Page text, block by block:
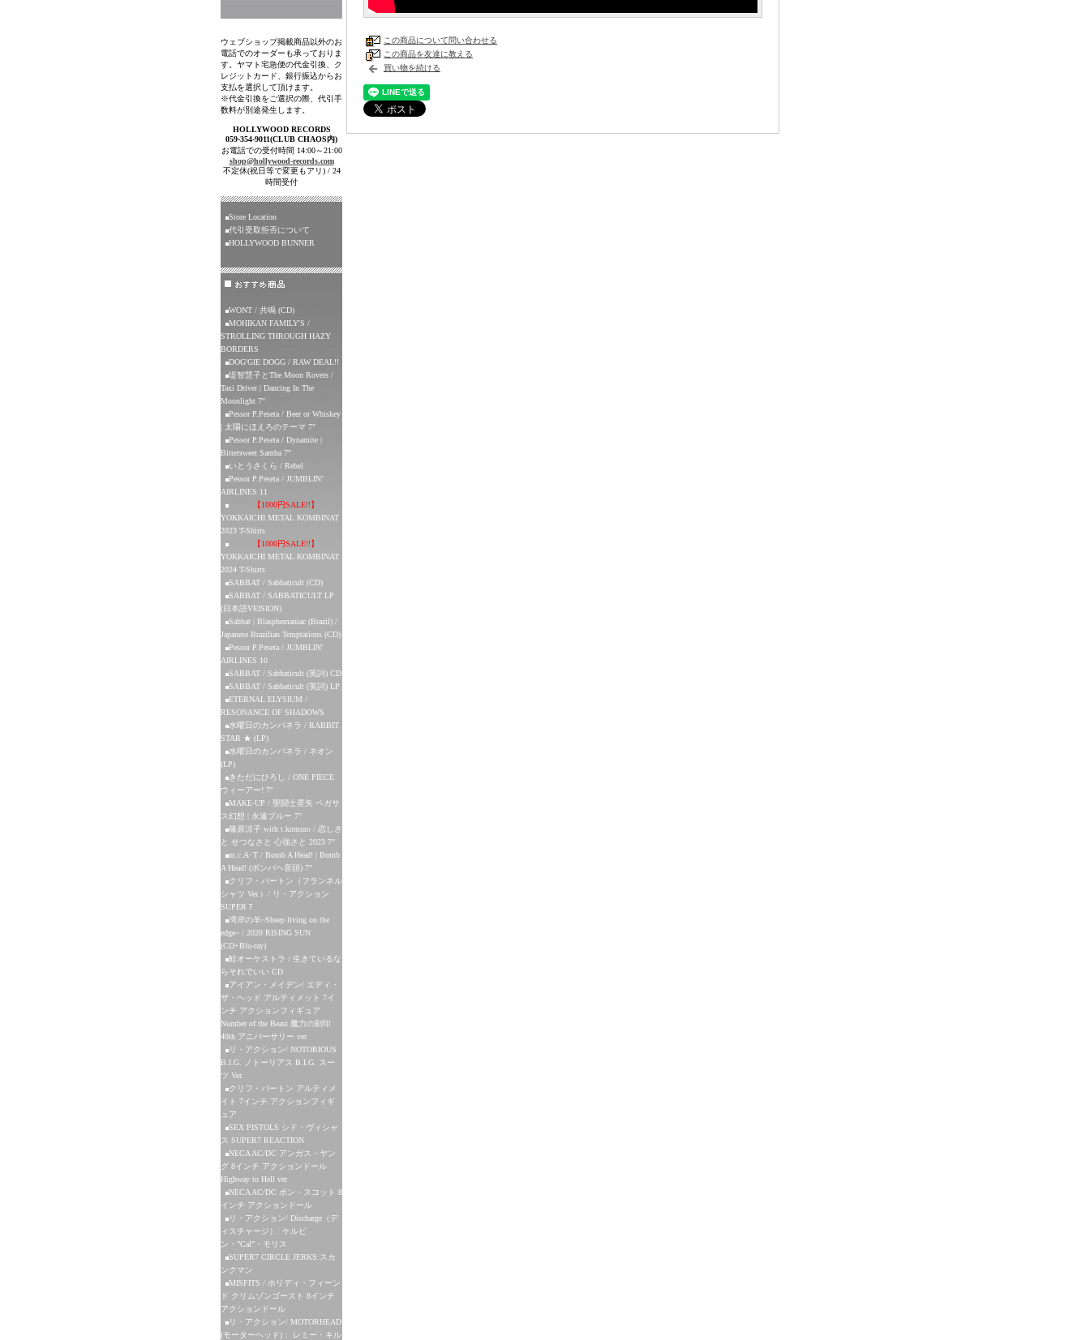
ウェブショップ掲載商品以外のお
電話でのオーダーも承っておりま
す。ヤマト宅急便の代金引換、ク
レジットカード、銀行振込からお
支払を選択して頂けます。
※代金引換をご選択の際、代引手
数料が別途発生します。
HOLLYWOOD RECORDS
059-354-9011(CLUB CHAOS内)
お電話での受付時間 14:00～21:00
shop@hollywood-records.com
不定休(祝日等で変更もアリ) / 24
時間受付
Store Location
代引受取拒否について
HOLLYWOOD BUNNER
WONT / 共鳴 (CD)
MOHIKAN FAMILY'S /
STROLLING THROUGH HAZY
BORDERS
DOG'GIE DOGG / RAW DEAL!!
堤智慧子とThe Moon Rovers /
Taxi Driver | Dancing In The
Moonlight 7"
Pessor P.Peseta / Beer or Whiskey
| 太陽にほえろのテーマ 7"
Pessor P.Peseta / Dynamite |
Bittersweet Samba 7"
いとうさくら / Rebel
Pessor P.Peseta / JUMBLIN’
AIRLINES 11
【1000円SALE!!】
YOKKAICHI METAL KOMBINAT
2023 T-Shirts
【1000円SALE!!】
YOKKAICHI METAL KOMBINAT
2024 T-Shirts
SABBAT / Sabbaticult (CD)
SABBAT / SABBATICULT LP
(日本語VEISION)
Sabbat | Blasphemaniac (Brazil) /
Japanese Brazilian Temptations (CD)
Pessor P.Peseta / JUMBLIN'
AIRLINES 10
SABBAT / Sabbaticult (英詞) CD
SABBAT / Sabbaticult (英詞) LP
ETERNAL ELYSIUM /
RESONANCE OF SHADOWS
水曜日のカンパネラ / RABBIT
STAR ★ (LP)
水曜日のカンパネラ / ネオン
(LP)
きただにひろし / ONE PIECE
ウィーアー! 7"
MAKE-UP / 聖闘士星矢 ペガサ
ス幻想 | 永遠ブルー 7"
篠原涼子 with t.komuro / 恋しさ
と せつなさと 心強さと 2023 7"
m.c.A･T / Bomb A Head! | Bomb
A Head! (ボンバヘ音頭) 7"
クリフ・バートン（フランネル
シャツ Ver.）/ リ・アクション
SUPER７
湾岸の羊~Sheep living on the
edge~ / 2020 RISING SUN
(CD+Blu-ray)
鮭オーケストラ / 生きているな
らそれでいい CD
アイアン・メイデン/ エディ・
ザ・ヘッド アルティメット 7イ
ンチ アクションフィギュア
Number of the Beast 魔力の刻印
40th アニバーサリー ver
リ・アクション/ NOTORIOUS
B.I.G. ノトーリアス B.I.G. スー
ツ Ver.
クリフ・バートン アルティメ
イト 7インチ アクションフィギ
ュア
SEX PISTOLS シド・ヴィシャ
ス SUPER7 REACTION
NECA AC/DC アンガス・ヤン
グ 8インチ アクションドール
Highway to Hell ver
NECA AC/DC ボン・スコット 8
インチ アクションドール
リ・アクション/ Discharge（デ
ィスチャージ）: ケルビ
ン・”Cal”・モリス
SUPER7 CIRCLE JERKS:スカ
ンクマン
MISFITS / ホリディ・フィーン
ド クリムゾンゴースト 8インチ
アクションドール
リ・アクション/ MOTORHEAD
(モーターヘッド)： レミー・キル
この商品について問い合わせる
この商品を友達に教える
買い物を続ける